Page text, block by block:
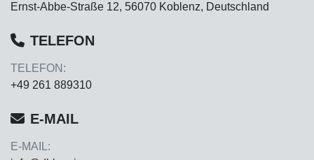
Ernst-Abbe-Straße 12, 56070 Koblenz, Deutschland
TELEFON
TELEFON:
+49 261 889310
E-MAIL
E-MAIL: